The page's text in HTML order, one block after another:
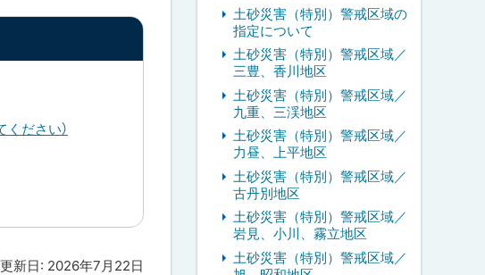
ださい）
新日: 2026年7月22日
土砂災害（特別）警戒区域の
指定について
土砂災害（特別）警戒区域／
三豊、香川地区
土砂災害（特別）警戒区域／
九重、三渓地区
土砂災害（特別）警戒区域／
力昼、上平地区
土砂災害（特別）警戒区域／
古丹別地区
土砂災害（特別）警戒区域／
岩見、小川、霧立地区
土砂災害（特別）警戒区域／